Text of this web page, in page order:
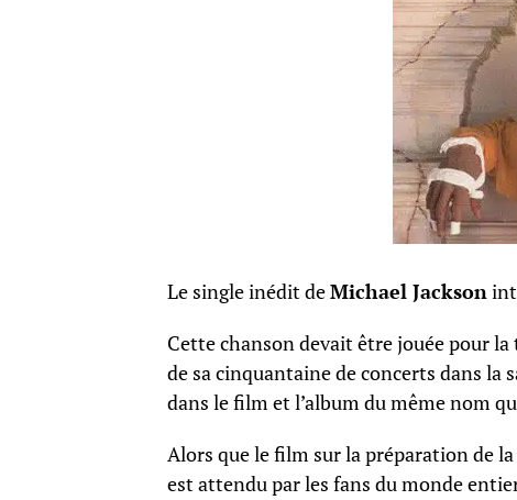
Le single inédit deMichael Jackson
Cette chanson devait être jouée pour
de sa cinquantaine de concerts dans la
dans le film et l’album du même nom
Alors que le film sur la préparation de
est attendu par les fans du monde